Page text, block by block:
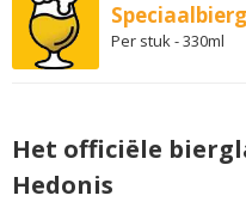
Per stuk - 330ml
Het officiële
Hedonis